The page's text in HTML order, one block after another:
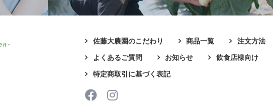
佐藤大農園のこだわり 商品一覧 注文方法
よくあるご質問 お知らせ 飲食店様向け
特定商取引に基づく表記